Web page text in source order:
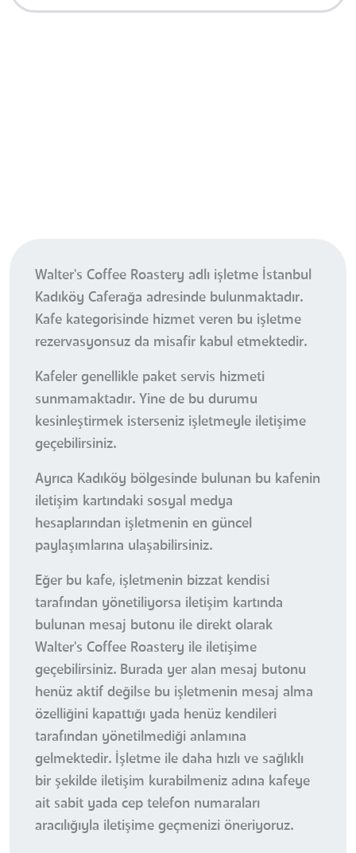
Walter's Coffee Roastery adlı işletme İstanbul
Kadıköy Caferağa adresinde bulunmaktadır.
Kafe kategorisinde hizmet veren bu işletme
rezervasyonsuz da misafir kabul etmektedir.
Kafeler genellikle paket servis hizmeti
sunmamaktadır. Yine de bu durumu
kesinleştirmek isterseniz işletmeyle iletişime
geçebilirsiniz.
Ayrıca Kadıköy bölgesinde bulunan bu kafenin
iletişim kartındaki sosyal medya
hesaplarından işletmenin en güncel
paylaşımlarına ulaşabilirsiniz.
Eğer bu kafe, işletmenin bizzat kendisi
tarafından yönetiliyorsa iletişim kartında
bulunan mesaj butonu ile direkt olarak
Walter's Coffee Roastery ile iletişime
geçebilirsiniz. Burada yer alan mesaj butonu
henüz aktif değilse bu işletmenin mesaj alma
özelliğini kapattığı yada henüz kendileri
tarafından yönetilmediği anlamına
gelmektedir. İşletme ile daha hızlı ve sağlıklı
bir şekilde iletişim kurabilmeniz adına kafeye
ait sabit yada cep telefon numaraları
aracılığıyla iletişime geçmenizi öneriyoruz.